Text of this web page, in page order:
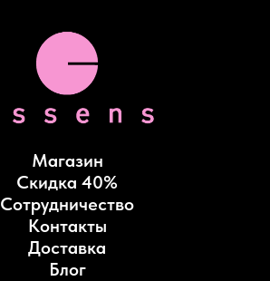
Магазин
Скидка 40%
Сотрудничество
Контакты
Доставка
Блог